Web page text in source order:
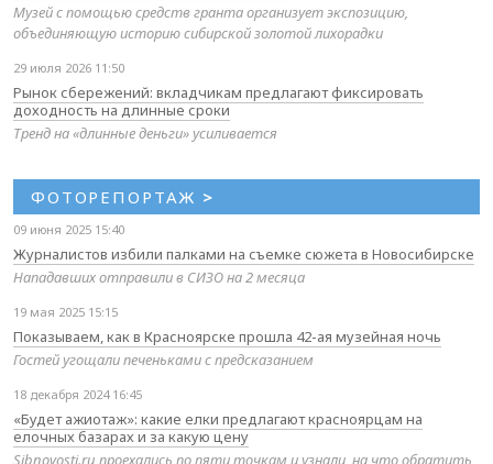
Музей с помощью средств гранта организует экспозицию,
объединяющую историю сибирской золотой лихорадки
29 июля 2026 11:50
Рынок сбережений: вкладчикам предлагают фиксировать
доходность на длинные сроки
Тренд на «длинные деньги» усиливается
ФОТОРЕПОРТАЖ >
09 июня 2025 15:40
Журналистов избили палками на съемке сюжета в Новосибирске
Нападавших отправили в СИЗО на 2 месяца
19 мая 2025 15:15
Показываем, как в Красноярске прошла 42-ая музейная ночь
Гостей угощали печеньками с предсказанием
18 декабря 2024 16:45
«Будет ажиотаж»: какие елки предлагают красноярцам на
елочных базарах и за какую цену
Sibnovosti.ru проехались по пяти точкам и узнали, на что обратить